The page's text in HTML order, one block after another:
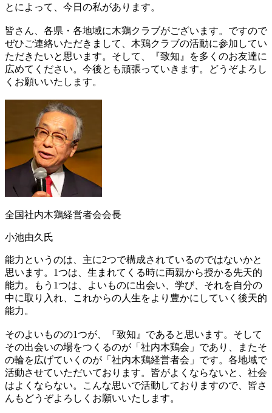
とによって、今日の私があります。
皆さん、各県・各地域に木鶏クラブがございます。ですので
ぜひご連絡いただきまして、木鶏クラブの活動に参加してい
ただきたいと思います。そして、『致知』を多くのお友達に
広めてください。今後とも頑張っていきます。どうぞよろし
くお願いいたします。
全国社内木鶏経営者会会長
小池由久氏
能力というのは、主に2つで構成されているのではないかと
思います。1つは、生まれてくる時に両親から授かる先天的
能力。もう1つは、よいものに出会い、学び、それを自分の
中に取り入れ、これからの人生をより豊かにしていく後天的
能力。
そのよいものの1つが、『致知』であると思います。そして
その出会いの場をつくるのが「社内木鶏会」であり、またそ
の輪を広げていくのが「社内木鶏経営者会」です。各地域で
活動させていただいております。皆がよくならないと、社会
はよくならない。こんな思いで活動しておりますので、皆さ
んもどうぞよろしくお願いいたします。